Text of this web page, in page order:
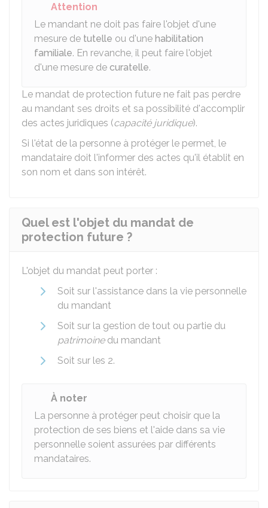
Attention
Le mandant ne doit pas faire l'objet d'une
mesure de tutelle ou d'une habilitation
familiale. En revanche, il peut faire l'objet
d'une mesure de curatelle.
Le mandat de protection future ne fait pas perdre
au mandant ses droits et sa possibilité d'accomplir
des actes juridiques (capacité juridique).
Si l'état de la personne à protéger le permet, le
mandataire doit l'informer des actes qu'il établit en
son nom et dans son intérêt.
Quel est l'objet du mandat de
protection future ?
L'objet du mandat peut porter :
Soit sur l'assistance dans la vie personnelle
du mandant
Soit sur la gestion de tout ou partie du
patrimoinedu mandant
Soit sur les 2.
À noter
La personne à protéger peut choisir que la
protection de ses biens et l'aide dans sa vie
personnelle soient assurées par différents
mandataires.